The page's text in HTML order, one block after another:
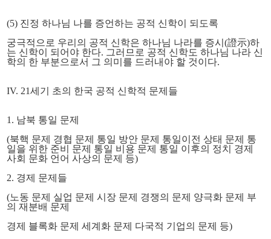
(5) 진정 하나님 나를 증언하는 공적 신학이 되도록
궁극적으로 우리의 공적 신학은 하나님 나라를 증시(證示)하
는 신학이 되어야 한다. 그러므로 공적 신학도 하나님 나라 신
학의 한 부분으로서 그 의미를 드러내야 할 것이다.
IV. 21세기 초의 한국 공적 신학적 문제들
1. 남북 통일 문제
(북핵 문제 경협 문제 통일 방안 문제 통일이전 상태 문제 통
일을 위한 준비 문제 통일 비용 문제 통일 이후의 정치 경제
사회 문화 언어 사상의 문제 등)
2. 경제 문제들
(노동 문제 실업 문제 시장 문제 경쟁의 문제 양극화 문제 부
의 재분배 문제
경제 블록화 문제세계화 문제 다국적 기업의 문제 등)